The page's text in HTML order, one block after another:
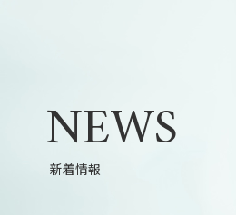
NEWS
新着情報